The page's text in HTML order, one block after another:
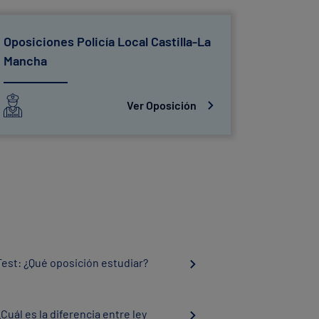
Oposiciones Policía Local Castilla-La
Mancha
Ver Oposición
¿Qué oposición estudiar?
es la diferencia entre ley